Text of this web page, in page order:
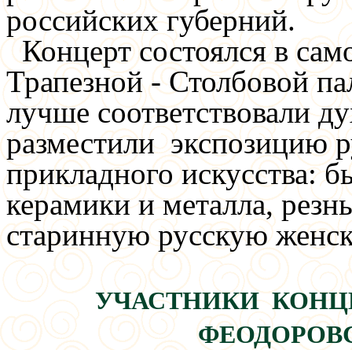
российских губерний.
Концерт состоялся в
Трапезной - Столбовой
лучше соответствовали
разместили экспозицию
прикладного искусства:
керамики и металла,
старинную русскую
УЧАСТНИКИ